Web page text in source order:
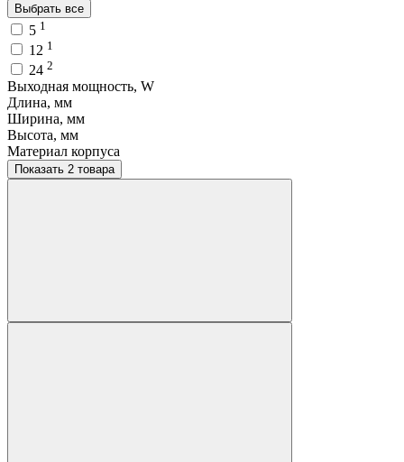
Выбрать все
5 1
12 1
24 2
Выходная мощность, W
Длина, мм
Ширина, мм
Высота, мм
Материал корпуса
Показать 2 товара